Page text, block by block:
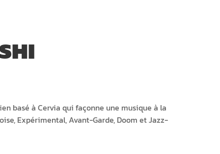
basé à Cervia qui façonne une musique à la
Expérimental, Avant-Garde, Doom et Jazz-